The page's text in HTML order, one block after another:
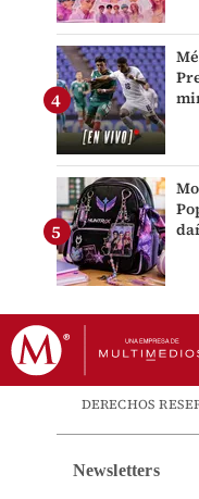
DERECHOS
Newsletters